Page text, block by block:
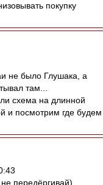
покупку
не было Глушака, а
там...
схема на длинной
и посмотрим где будем
передёргивай)